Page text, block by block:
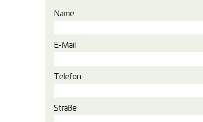
Name
E-Mail
Telefon
Straße